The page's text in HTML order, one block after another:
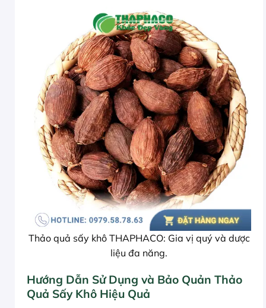
Thảo quả sấy khô THAPHACO: Gia vị quý và dược
liệu đa năng.
Hướng Dẫn Sử Dụng và Bảo Quản Thảo
Quả Sấy Khô Hiệu Quả